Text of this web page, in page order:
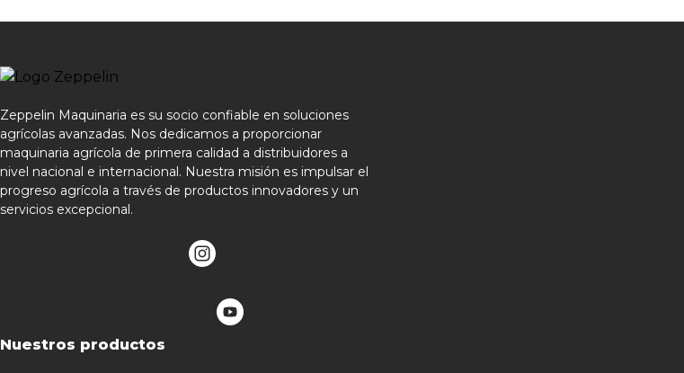
Zeppelin Maquinaria es su socio confiable en soluciones
agrícolas avanzadas. Nos dedicamos a proporcionar
maquinaria agrícola de primera calidad a distribuidores a
nivel nacional e internacional. Nuestra misión es impulsar el
progreso agrícola a través de productos innovadores y un
servicios excepcional.
Nuestros productos